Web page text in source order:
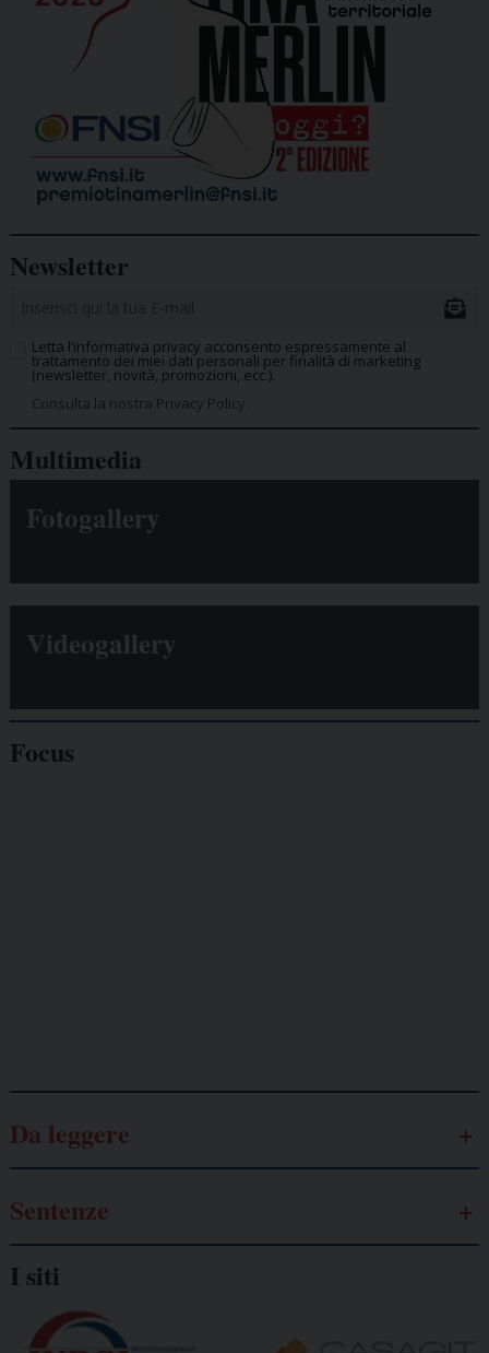
Newsletter
Letta l’informativa privacy acconsento espressamente al
trattamento dei miei dati personali per finalità di marketing
(newsletter, novità, promozioni, ecc.).
Consulta la nostra Privacy Policy.
Multimedia
Fotogallery
Videogallery
Focus
Da leggere
Sentenze
I siti